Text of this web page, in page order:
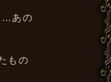
あの
もの